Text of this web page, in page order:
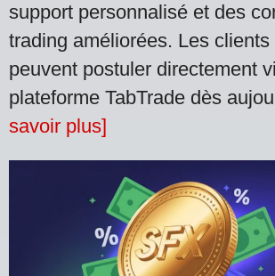
support personnalisé et des
trading améliorées. Les
peuvent postuler directement
plateforme TabTrade dès
savoir plus]